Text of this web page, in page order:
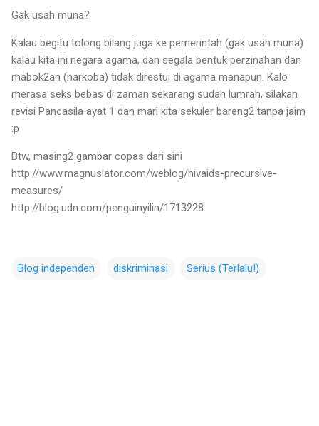
Gak usah muna?
Kalau begitu tolong bilang juga ke pemerintah (gak usah muna)
kalau kita ini negara agama, dan segala bentuk perzinahan dan
mabok2an (narkoba) tidak direstui di agama manapun. Kalo
merasa seks bebas di zaman sekarang sudah lumrah, silakan
revisi Pancasila ayat 1 dan mari kita sekuler bareng2 tanpa jaim
:p
Btw, masing2 gambar copas dari sini
http://www.magnuslator.com/weblog/hivaids-precursive-
measures/
http://blog.udn.com/penguinyilin/1713228
Blog independen diskriminasi Serius (Terlalu!)